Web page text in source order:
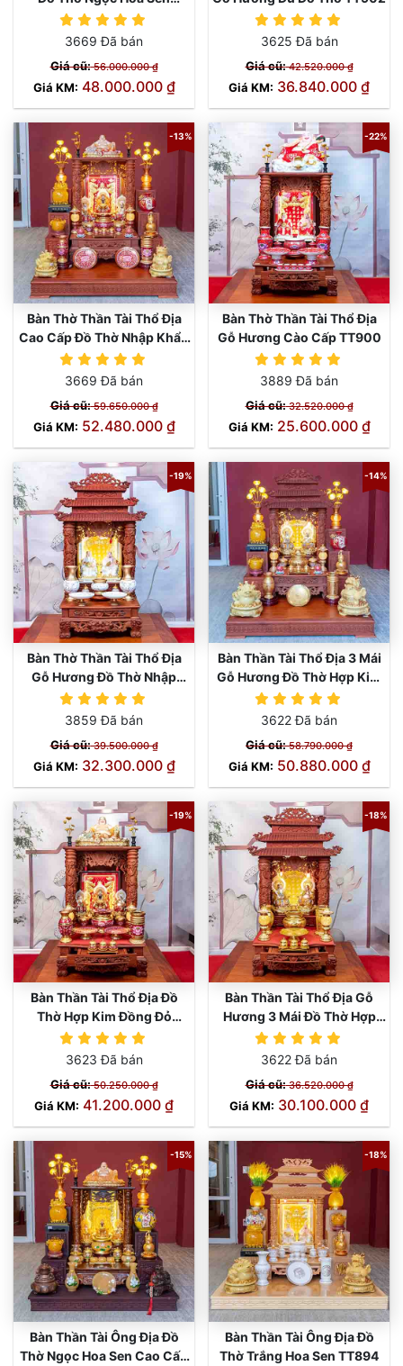
TT903
3669 Đã bán
Giá cũ:56.000.000 ₫
Giá KM: 48.000.000 ₫
3625 Đã bán
Giá cũ:42.520.000 ₫
Giá KM: 36.840.000 ₫
-13%
Bàn Thờ Thần Tài Thổ Địa
Cao Cấp Đồ Thờ Nhập Khẩu
TT901
3669 Đã bán
Giá cũ:59.650.000 ₫
Giá KM: 52.480.000 ₫
-22%
Bàn Thờ Thần Tài Thổ Địa
Gỗ Hương Cào Cấp TT900
3889 Đã bán
Giá cũ:32.520.000 ₫
Giá KM: 25.600.000 ₫
-19%
Bàn Thờ Thần Tài Thổ Địa
Gỗ Hương Đồ Thờ Nhập
Khẩu TT899
3859 Đã bán
Giá cũ:39.500.000 ₫
Giá KM: 32.300.000 ₫
-14%
Bàn Thần Tài Thổ Địa 3 Mái
Gỗ Hương Đồ Thờ Hợp Kim
TT898
3622 Đã bán
Giá cũ:58.790.000 ₫
Giá KM: 50.880.000 ₫
-19%
Bàn Thần Tài Thổ Địa Đồ
Thờ Hợp Kim Đồng Đỏ
TT897
3623 Đã bán
Giá cũ:50.250.000 ₫
Giá KM: 41.200.000 ₫
-18%
Bàn Thần Tài Thổ Địa Gỗ
Hương 3 Mái Đồ Thờ Hợp
Kim TT896
3622 Đã bán
Giá cũ:36.520.000 ₫
Giá KM: 30.100.000 ₫
-15%
Bàn Thần Tài Ông Địa Đồ
Thờ Ngọc Hoa Sen Cao Cấp
-18%
Bàn Thần Tài Ông Địa Đồ
Thờ Trắng Hoa Sen TT894